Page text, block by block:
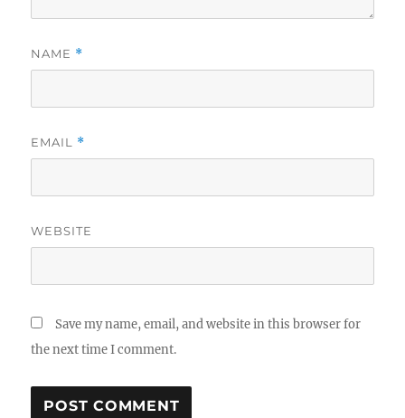
NAME *
EMAIL *
WEBSITE
Save my name, email, and website in this browser for
the next time I comment.